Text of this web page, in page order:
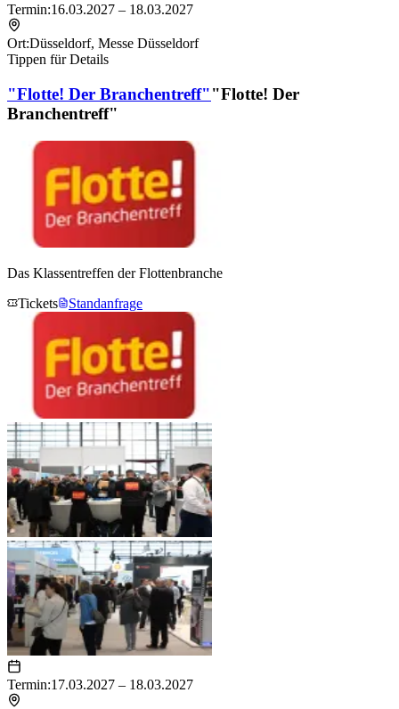
Termin:16.03.2027 – 18.03.2027
Ort:Düsseldorf, Messe Düsseldorf
Tippen für Details
"Flotte! Der Branchentreff""Flotte! Der
Branchentreff"
Das Klassentreffen der Flottenbranche
Tickets
Standanfrage
Termin:17.03.2027 – 18.03.2027